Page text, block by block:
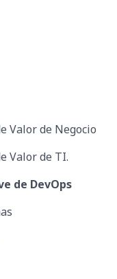
Valor de Negocio
Valor de TI.
de DevOps